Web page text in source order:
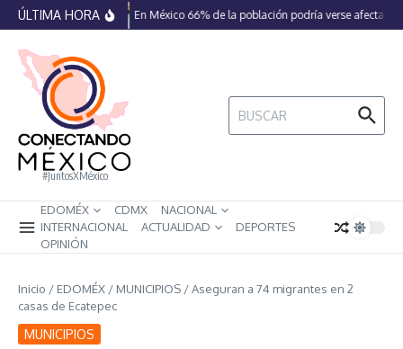
Saltar al contenido
ÚLTIMA HORA En México 66% de la población podría verse afectada
#JuntosXMéxico
Buscar:
EDOMÉX CDMX
NACIONAL
INTERNACIONAL
ACTUALIDAD
DEPORTES
OPINIÓN
Inicio / EDOMÉX / MUNICIPIOS /Aseguran a 74 migrantes en 2
casas de Ecatepec
MUNICIPIOS